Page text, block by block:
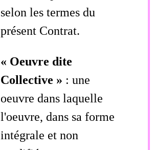
selon les termes du
présent Contrat.
« Oeuvre dite
Collective » : une
oeuvre dans laquelle
l'oeuvre, dans sa forme
intégrale et non